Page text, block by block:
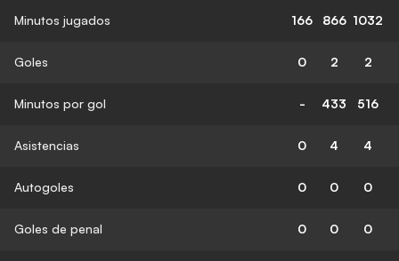
Minutos jugados 166 866 1032
Goles 0 2 2
Minutos por gol - 433 516
Asistencias 0 4 4
Autogoles 0 0 0
Goles de penal 0 0 0